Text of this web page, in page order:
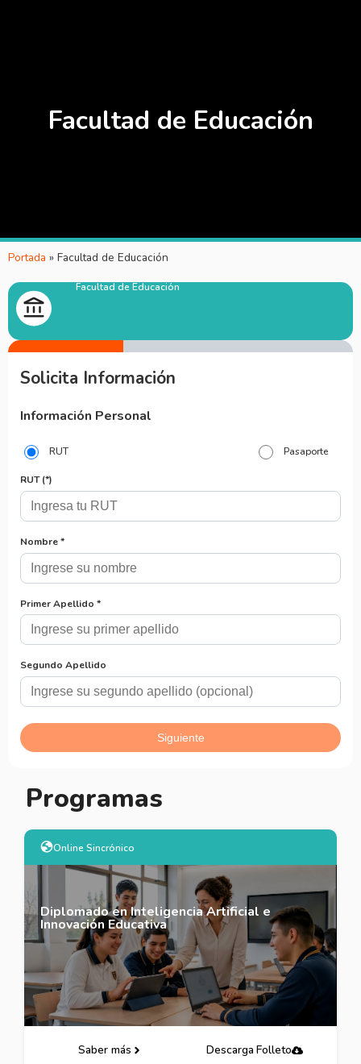
Facultad de Educación
Portada » Facultad de Educación
Facultad de Educación
Programas
Online Sincrónico
Diplomado en Inteligencia Artificial e
Innovación Educativa
Saber más Descarga Folleto